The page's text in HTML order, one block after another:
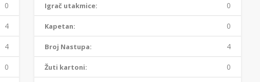
0
4
4
0
Igrač utakmice: 0
Kapetan: 0
Broj Nastupa: 4
Žuti kartoni: 0